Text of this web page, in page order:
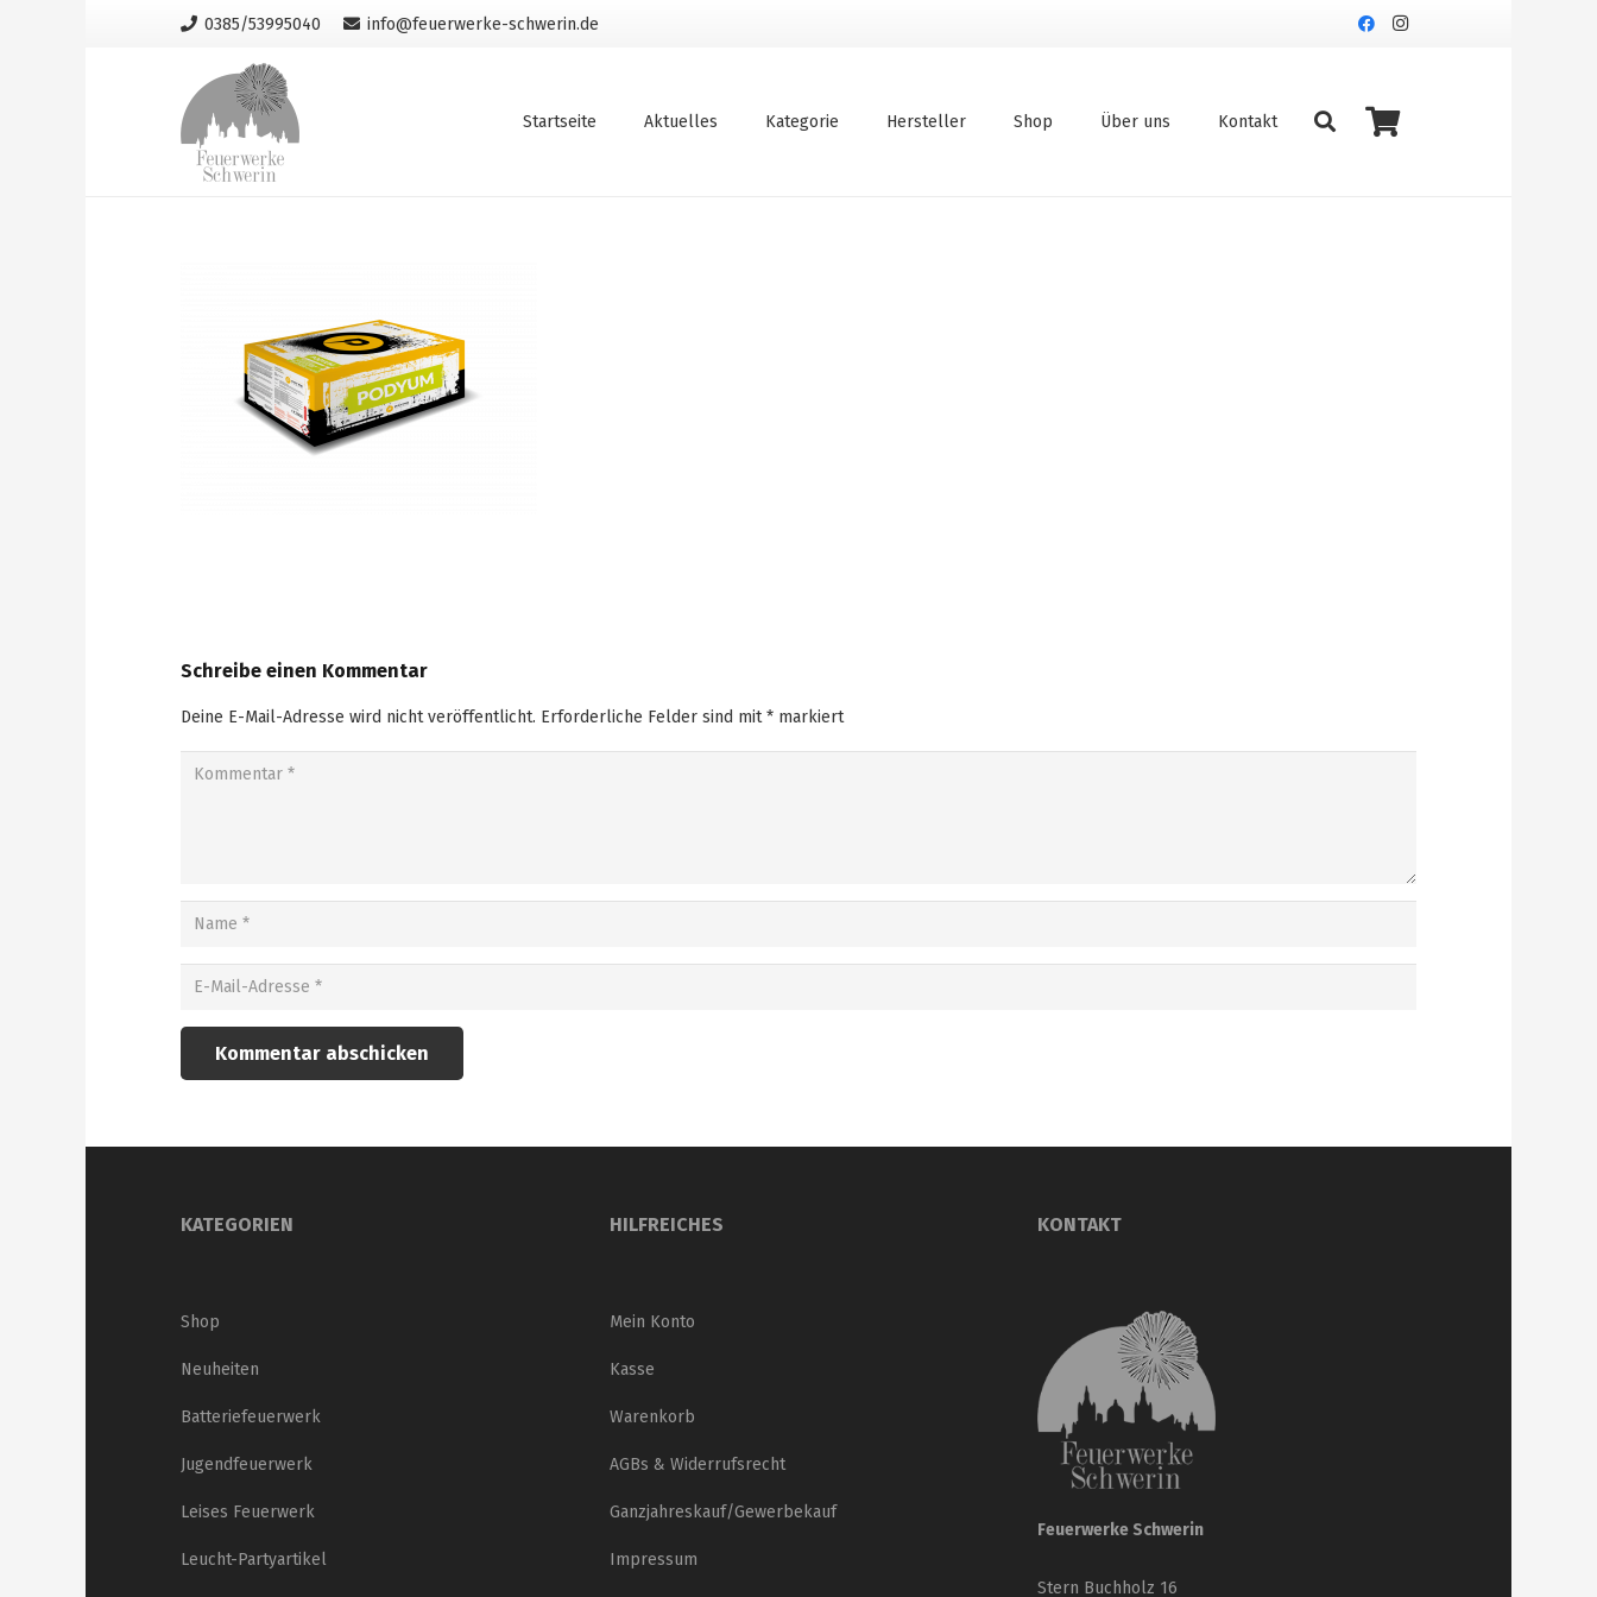
0385/53995040 info@feuerwerke-schwerin.de
Startseite Aktuelles Kategorie Hersteller Shop Über uns Kontakt
Schreibe einen Kommentar
Deine E-Mail-Adresse wird nicht veröffentlicht. Erforderliche Felder sind mit* markiert
Kommentar abschicken
KATEGORIEN
Shop
Neuheiten
Batteriefeuerwerk
Jugendfeuerwerk
Leises Feuerwerk
Leucht-Partyartikel
HILFREICHES
Mein Konto
Kasse
Warenkorb
AGBs & Widerrufsrecht
Ganzjahreskauf/Gewerbekauf
Impressum
KONTAKT
Feuerwerke Schwerin
Stern Buchholz 16